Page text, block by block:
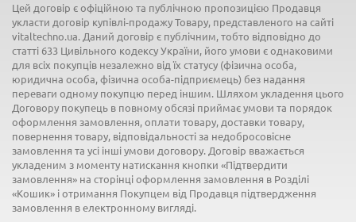
Цей договір є офіційною та публічною пропозицією Продавця
укласти договір купівлі-продажу Товару, представленого на сайті
vitaltechno.ua. Даний договір є публічним, тобто відповідно до
статті 633 Цивільного кодексу України, його умови є однаковими
для всіх покупців незалежно від їх статусу (фізична особа,
юридична особа, фізична особа-підприємець) без надання
переваги одному покупцю перед іншим. Шляхом укладення цього
Договору покупець в повному обсязі приймає умови та порядок
оформлення замовлення, оплати товару, доставки товару,
повернення товару, відповідальності за недобросовісне
замовлення та усі інші умови договору. Договір вважається
укладеним з моменту натискання кнопки «Підтвердити
замовлення» на сторінці оформлення замовлення в Розділі
«Кошик» і отримання Покупцем від Продавця підтвердження
замовлення в електронному вигляді.